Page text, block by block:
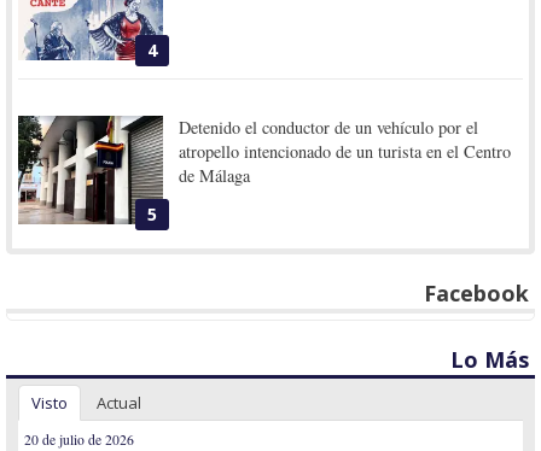
4
5
Detenido el conductor de un vehículo por el
atropello intencionado de un turista en el Centro
de Málaga
Facebook
Lo Más
Visto Actual
20 de julio de 2026